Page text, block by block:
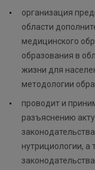
организация
области
медицинского
образования в
жизни для
методологии
проводит и
разъяснению
нутрициологии, а